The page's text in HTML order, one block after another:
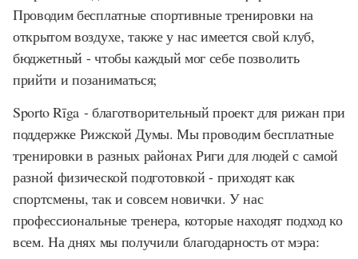
Проводим бесплатные спортивные тренировки на
открытом воздухе, также у нас имеется свой клуб,
бюджетный - чтобы каждый мог себе позволить
прийти и позаниматься;
Sporto Rīga - благотворительный проект для рижан при
поддержке Рижской Думы. Мы проводим бесплатные
тренировки в разных районах Риги для людей с самой
разной физической подготовкой - приходят как
спортсмены, так и совсем новички. У нас
профессиональные тренера, которые находят подход ко
всем. На днях мы получили благодарность от мэра: